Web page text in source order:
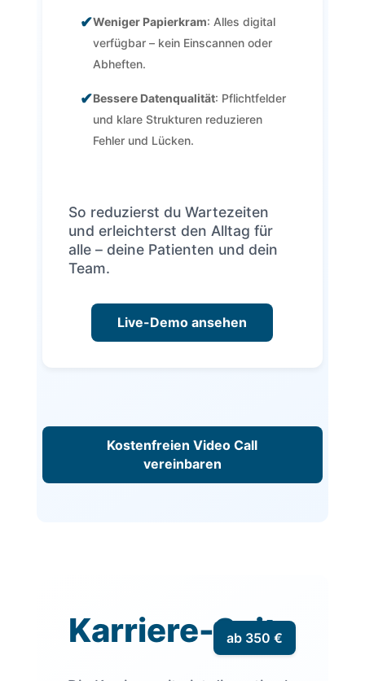
✔Weniger Papierkram: Alles digital
verfügbar – kein Einscannen oder
Abheften.
✔Bessere Datenqualität: Pflichtfelder
und klare Strukturen reduzieren
Fehler und Lücken.
So reduzierst du Wartezeiten
und erleichterst den Alltag für
alle – deine Patienten und dein
Team.
Live-Demo ansehen
Kostenfreien Video Call
vereinbaren
Karriere-Seite
ab 350 €